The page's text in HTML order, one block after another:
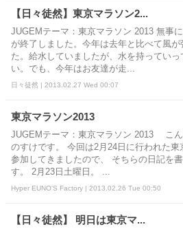
【日々徒然】東京マラソン2...
JUGEMテーマ：東京マラソン 2013 無事
が終了しました。今年は去年と比べて風が
た。給水していましたが、水を持っていっ
い。でも、今年はお友達が走...
日々徒然 | 2013.02.27 Wed 00:07
東京マラソン2013
JUGEMテーマ：東京マラソン 2013 こん
のすけです。 今回は2月24日に行われた東
参加してきましたので、 そちらの日記を
す。 2月23日土曜日。 ...
Hyper EUNO'S Factory | 2013.02.26 Tue 00:50
【日々徒然】 明日は東京マ...